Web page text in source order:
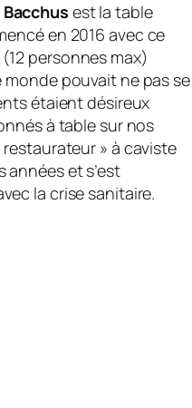
est la table
en 2016 avec ce
personnes max)
pouvait ne pas se
étaient désireux
à table sur nos
» à caviste
années et s’est
la crise sanitaire.